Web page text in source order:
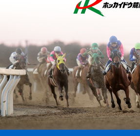
2005年04月
2005年03月
2005年02月
2005年01月
2004年06月
2004年05月
2004年04月
2004年03月
2004年02月
2003年07月
2003年06月
2003年05月
2003年04月
2003年01月